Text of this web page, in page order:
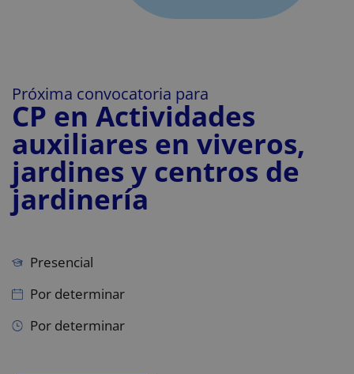
Próxima convocatoria para
CP en Actividades
auxiliares en viveros,
jardines y centros de
jardinería
Presencial
Por determinar
Por determinar